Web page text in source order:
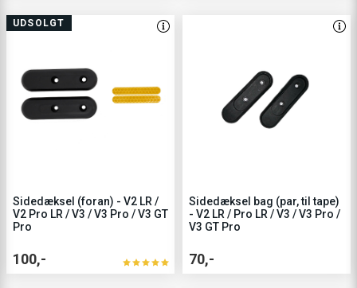
UDSOLGT
Sidedæksel (foran) - V2 LR /
V2 Pro LR / V3 / V3 Pro / V3 GT
Pro
100,-
Sidedæksel bag (par, til tape)
- V2 LR / Pro LR / V3 / V3 Pro /
V3 GT Pro
70,-